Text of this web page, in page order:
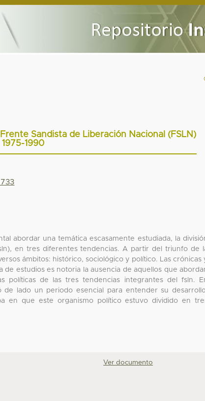
Sandista de Liberación Nacional (FSLN)
1975-1990
abordar una temática escasamente estudiada, la
en tres diferentes tendencias. A partir del triunfo de
ámbitos: histórico, sociológico y político. Las crónicas
de estudios es notoria la ausencia de aquellos que
políticas de las tres tendencias integrantes del fsln.
lado un periodo esencial para entender su
en que este organismo político estuvo dividido en
Ver documento